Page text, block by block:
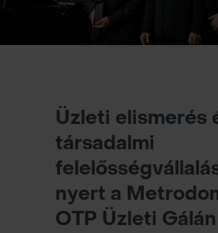
Üzleti elismerés
társadalmi
nyert a
OTP Üzleti Gálán